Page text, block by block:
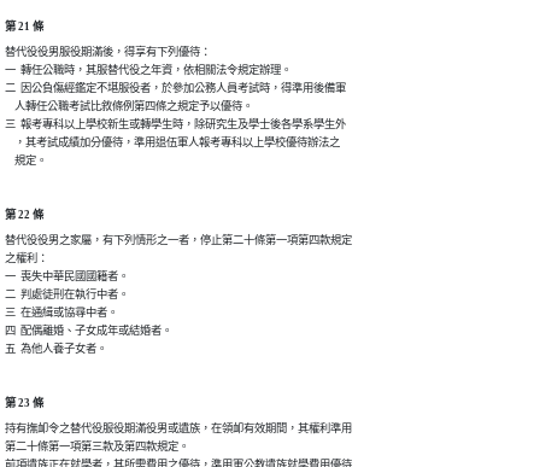
第 21 條
替代役役男服役期滿後，得享有下列優待：
一  轉任公職時，其服替代役之年資，依相關法令規定辦理。
二  因公負傷經鑑定不堪服役者，於參加公務人員考試時，得準用後備軍
    人轉任公職考試比敘條例第四條之規定予以優待。
三  報考專科以上學校新生或轉學生時，除研究生及學士後各學系學生外
    ，其考試成績加分優待，準用退伍軍人報考專科以上學校優待辦法之
    規定。
第 22 條
替代役役男之家屬，有下列情形之一者，停止第二十條第一項第四款規定
之權利：
一  喪失中華民國國籍者。
二  判處徒刑在執行中者。
三  在通緝或協尋中者。
四  配偶離婚、子女成年或結婚者。
五  為他人養子女者。
第 23 條
持有撫卹令之替代役服役期滿役男或遺族，在領卹有效期間，其權利準用
第二十條第一項第三款及第四款規定。